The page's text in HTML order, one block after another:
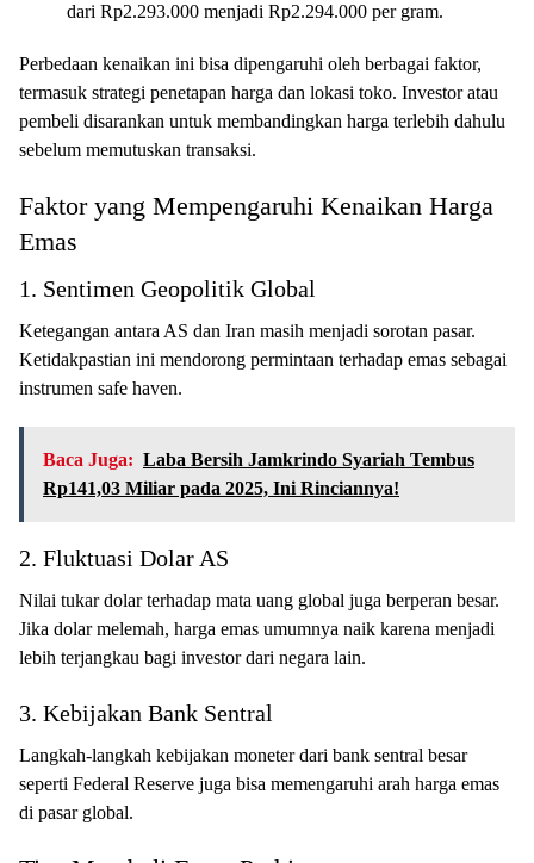
dari Rp2.293.000 menjadi Rp2.294.000 per gram.
Perbedaan kenaikan ini bisa dipengaruhi oleh berbagai faktor,
termasuk strategi penetapan harga dan lokasi toko. Investor atau
pembeli disarankan untuk membandingkan harga terlebih dahulu
sebelum memutuskan transaksi.
Faktor yang Mempengaruhi Kenaikan Harga
Emas
1. Sentimen Geopolitik Global
Ketegangan antara AS dan Iran masih menjadi sorotan pasar.
Ketidakpastian ini mendorong permintaan terhadap emas sebagai
instrumen safe haven.
Baca Juga: Laba Bersih Jamkrindo Syariah Tembus
Rp141,03 Miliar pada 2025, Ini Rinciannya!
2. Fluktuasi Dolar AS
Nilai tukar dolar terhadap mata uang global juga berperan besar.
Jika dolar melemah, harga emas umumnya naik karena menjadi
lebih terjangkau bagi investor dari negara lain.
3. Kebijakan Bank Sentral
Langkah-langkah kebijakan moneter dari bank sentral besar
seperti Federal Reserve juga bisa memengaruhi arah harga emas
di pasar global.